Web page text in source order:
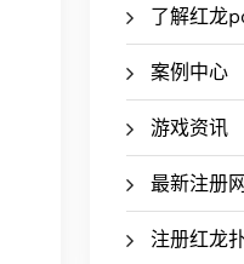
了解红龙
案例中心
游戏资讯
最新注册
注册红龙